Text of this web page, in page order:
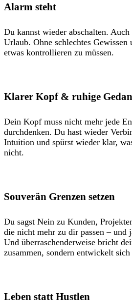
Alarm steht
Du kannst wieder abschalten.
Urlaub. Ohne schlechtes Gewissen
etwas kontrollieren zu müssen.
Klarer Kopf & ruhige
Dein Kopf muss nicht mehr jede
durchdenken. Du hast wieder
Intuition und spürst wieder klar,
nicht.
Souverän Grenzen setzen
Du sagst Nein zu Kunden,
die nicht mehr zu dir passen – und
Und überraschenderweise bricht
zusammen, sondern entwickelt sich
Leben statt Hustlen